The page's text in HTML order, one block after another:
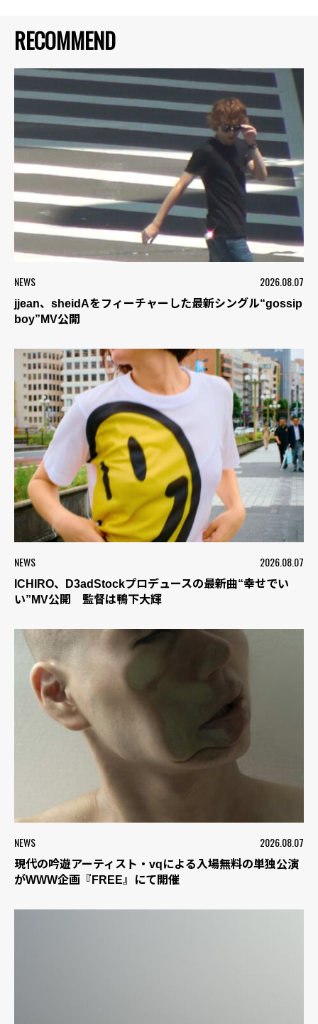
RECOMMEND
NEWS 2026.08.07
jjean、sheidAをフィーチャーした最新シングル“gossip
boy”MV公開
NEWS 2026.08.07
ICHIRO、D3adStockプロデュースの最新曲“幸せでい
い”MV公開 監督は鴨下大輝
NEWS 2026.08.07
現代の吟遊アーティスト・vqによる入場無料の単独公演
がWWW企画『FREE』にて開催